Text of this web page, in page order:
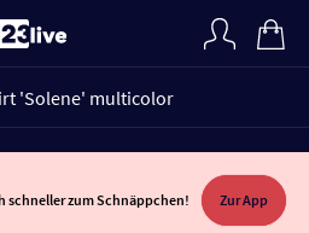
'Solene' multicolor
schneller zum Schnäppchen! Zur App